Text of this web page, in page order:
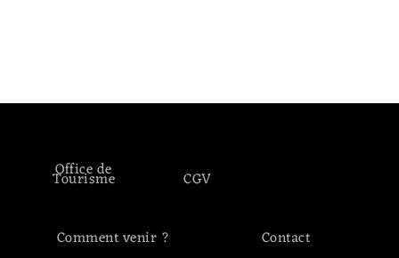
Office de
Tourisme CGV
Comment venir ? Contact